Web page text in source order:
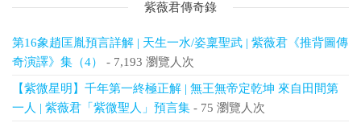
紫薇君傳奇錄
第16象趙匡胤預言詳解 | 天生一水/姿稟聖武 | 紫薇君《推背圖傳
奇演譯》集（4）
- 7,193 瀏覽人次
【紫微星明】千年第一終極正解 | 無王無帝定乾坤 來自田間第
一人 | 紫薇君「紫微聖人」預言集 - 75 瀏覽人次